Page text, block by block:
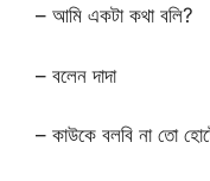
– আমি একটা কথা বলি?
– বলেন দাদা
– কাউকে বলবি না তো